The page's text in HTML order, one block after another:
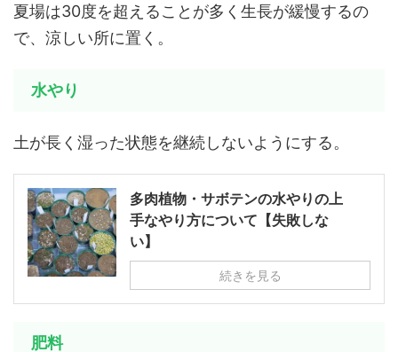
夏場は30度を超えることが多く生長が緩慢するの
で、涼しい所に置く。
水やり
土が長く湿った状態を継続しないようにする。
多肉植物・サボテンの水やりの上
手なやり方について【失敗しな
い】
続きを見る
肥料